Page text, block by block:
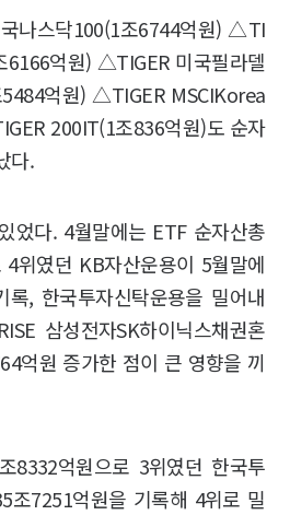
나스닥100(1조6744억원) △TI
6166억원) △TIGER 미국필라델
억원) △TIGER MSCIKorea
200IT(1조836억원)도 순자
다.
었다. 4월말에는 ETF 순자산총
위였던 KB자산운용이 5월말에
, 한국투자신탁운용을 밀어내
삼성전자SK하이닉스채권혼
억원 증가한 점이 큰 영향을 끼
8332억원으로 3위였던 한국투
조7251억원을 기록해 4위로 밀